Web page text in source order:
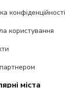
конфіденційності
користування
міста